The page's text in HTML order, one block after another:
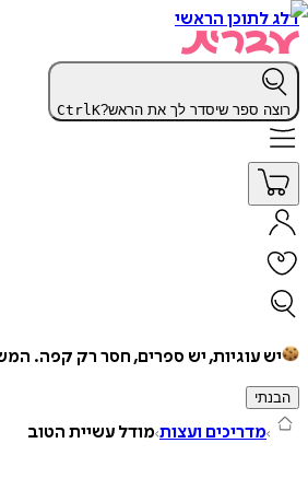
דלג לתוכן הראשי
רוצה ספר שיסדר לך את הראש? CtrlK
יש עוגיות, יש ספרים, חסר רק קפה.
הבנתי
מדריכים ועצות מודל עשיית הטוב